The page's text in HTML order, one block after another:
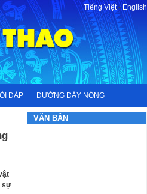
Tiếng Việt-English
ĐÁP ĐƯỜNG DÂY NÓNG
sự
VĂN BẢN